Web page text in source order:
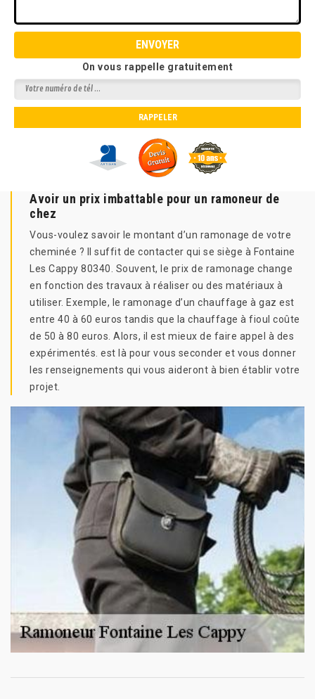
On vous rappelle gratuitement
Avoir un prix imbattable pour un ramoneur de
chez
Vous-voulez savoir le montant d’un ramonage de votre
cheminée ? Il suffit de contacter qui se siège à Fontaine
Les Cappy 80340. Souvent, le prix de ramonage change
en fonction des travaux à réaliser ou des matériaux à
utiliser. Exemple, le ramonage d’un chauffage à gaz est
entre 40 à 60 euros tandis que la chauffage à fioul coûte
de 50 à 80 euros. Alors, il est mieux de faire appel à des
expérimentés. est là pour vous seconder et vous donner
les renseignements qui vous aideront à bien établir votre
projet.